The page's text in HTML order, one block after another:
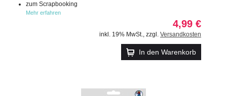
zum Scrapbooking
Mehr erfahren
4,99 €
inkl. 19% MwSt. zzgl. Versandkosten
In den Warenkorb